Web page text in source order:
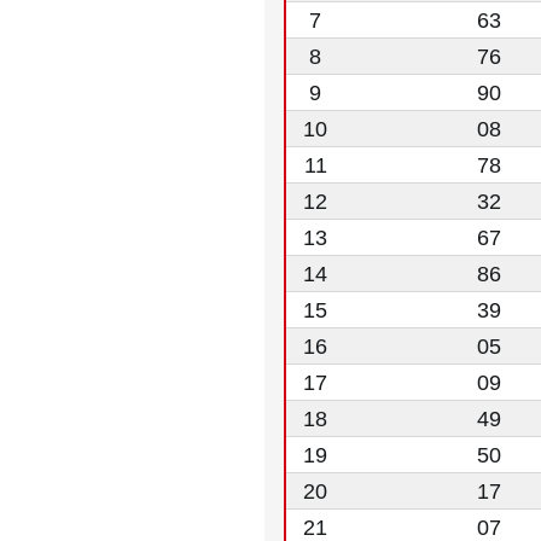
7
63
8
76
9
90
10
08
11
78
12
32
13
67
14
86
15
39
16
05
17
09
18
49
19
50
20
17
21
07